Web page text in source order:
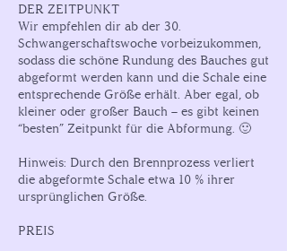
DER ZEITPUNKT
Wir empfehlen dir ab der 30.
Schwangerschaftswoche vorbeizukommen,
sodass die schöne Rundung des Bauches gut
abgeformt werden kann und die Schale eine
entsprechende Größe erhält. Aber egal, ob
kleiner oder großer Bauch – es gibt keinen
“besten” Zeitpunkt für die Abformung. 🙂
Hinweis: Durch den Brennprozess verliert
die abgeformte Schale etwa 10 % ihrer
ursprünglichen Größe.
PREIS